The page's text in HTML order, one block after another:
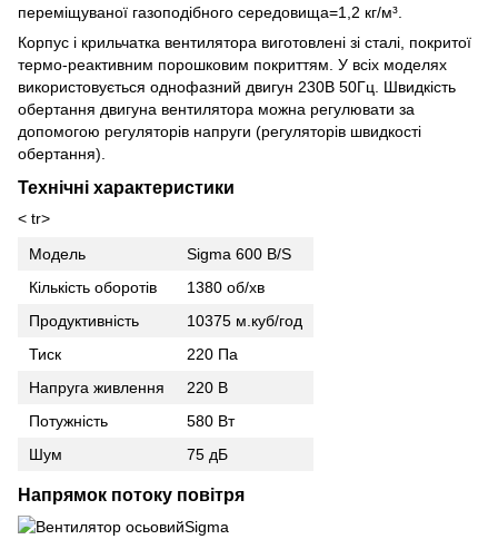
переміщуваної газоподібного середовища=1,2 кг/м³.
Корпус і крильчатка вентилятора виготовлені зі сталі, покритої
термо-реактивним порошковим покриттям. У всіх моделях
використовується однофазний двигун 230В 50Гц. Швидкість
обертання двигуна вентилятора можна регулювати за
допомогою регуляторів напруги (регуляторів швидкості
обертання).
Технічні характеристики
< tr>
Модель
Sigma 600 B/S
Кількість оборотів
1380 об/хв
Продуктивність
10375 м.куб/год
Тиск
220 Па
Напруга живлення
220 В
Потужність
580 Вт
Шум
75 дБ
Напрямок потоку повітря